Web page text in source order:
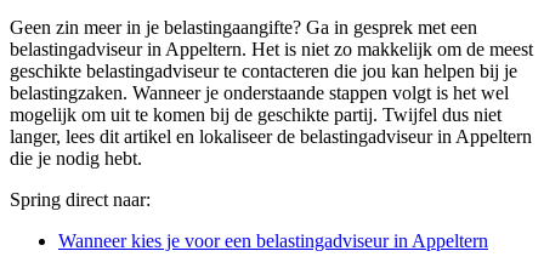
Geen zin meer in je belastingaangifte? Ga in gesprek met een
belastingadviseur in Appeltern. Het is niet zo makkelijk om de meest
geschikte belastingadviseur te contacteren die jou kan helpen bij je
belastingzaken. Wanneer je onderstaande stappen volgt is het wel
mogelijk om uit te komen bij de geschikte partij. Twijfel dus niet
langer, lees dit artikel en lokaliseer de belastingadviseur in Appeltern
die je nodig hebt.
Spring direct naar:
Wanneer kies je voor een belastingadviseur in Appeltern